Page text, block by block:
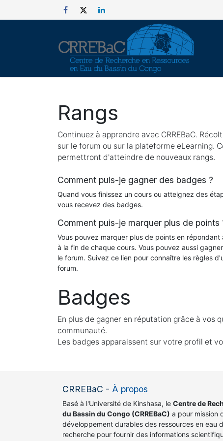
Se rendre au contenu
Rangs
Continuez à apprendre avec CRREBaC.
sur le forum ou sur la plateforme eLearning.
permettront d'atteindre de nouveaux rangs.
Comment puis-je gagner des badges ?
Quand vous finissez un cours ou atteignez des
vous recevez des badges.
Comment puis-je marquer plus de points
Vous pouvez marquer plus de points en répondant
à la fin de chaque cours. Vous pouvez aussi
le forum. Suivez ce lien pour connaître les règles
forum.
Badges
En plus de gagner en réputation grâce à vos
communauté.
Les badges apparaissent sur votre profil et
CRREBaC - À propos
Basé à l'Université de Kinshasa, le Centre de
du Bassin du Congo (CRREBaC) a pour mission
développement durables des ressources en eau
recherche pour fournir des informations